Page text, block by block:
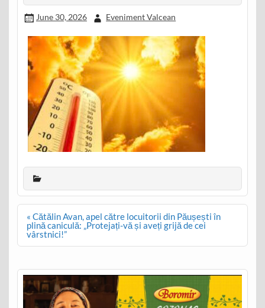
June 30, 2026 Eveniment Valcean
Post
navigation
« Cătălin Avan, apel către locuitorii din Păușești în
plină caniculă: „Protejați-vă și aveți grijă de cei
vârstnici!”